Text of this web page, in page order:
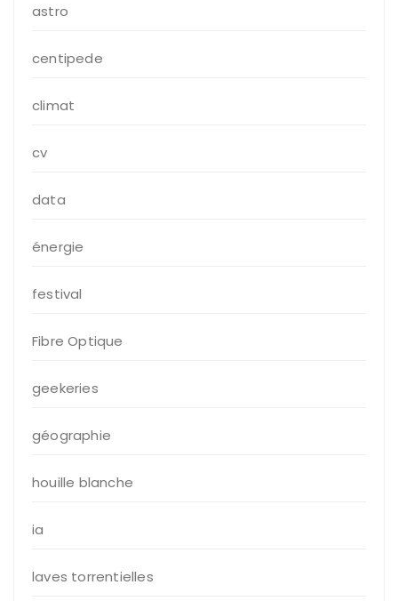
astro
centipede
climat
cv
data
énergie
festival
Fibre Optique
geekeries
géographie
houille blanche
ia
laves torrentielles